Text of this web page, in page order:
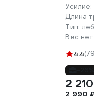
Усилие:
Длина
Тип:
Вес
4.4
2
2 990